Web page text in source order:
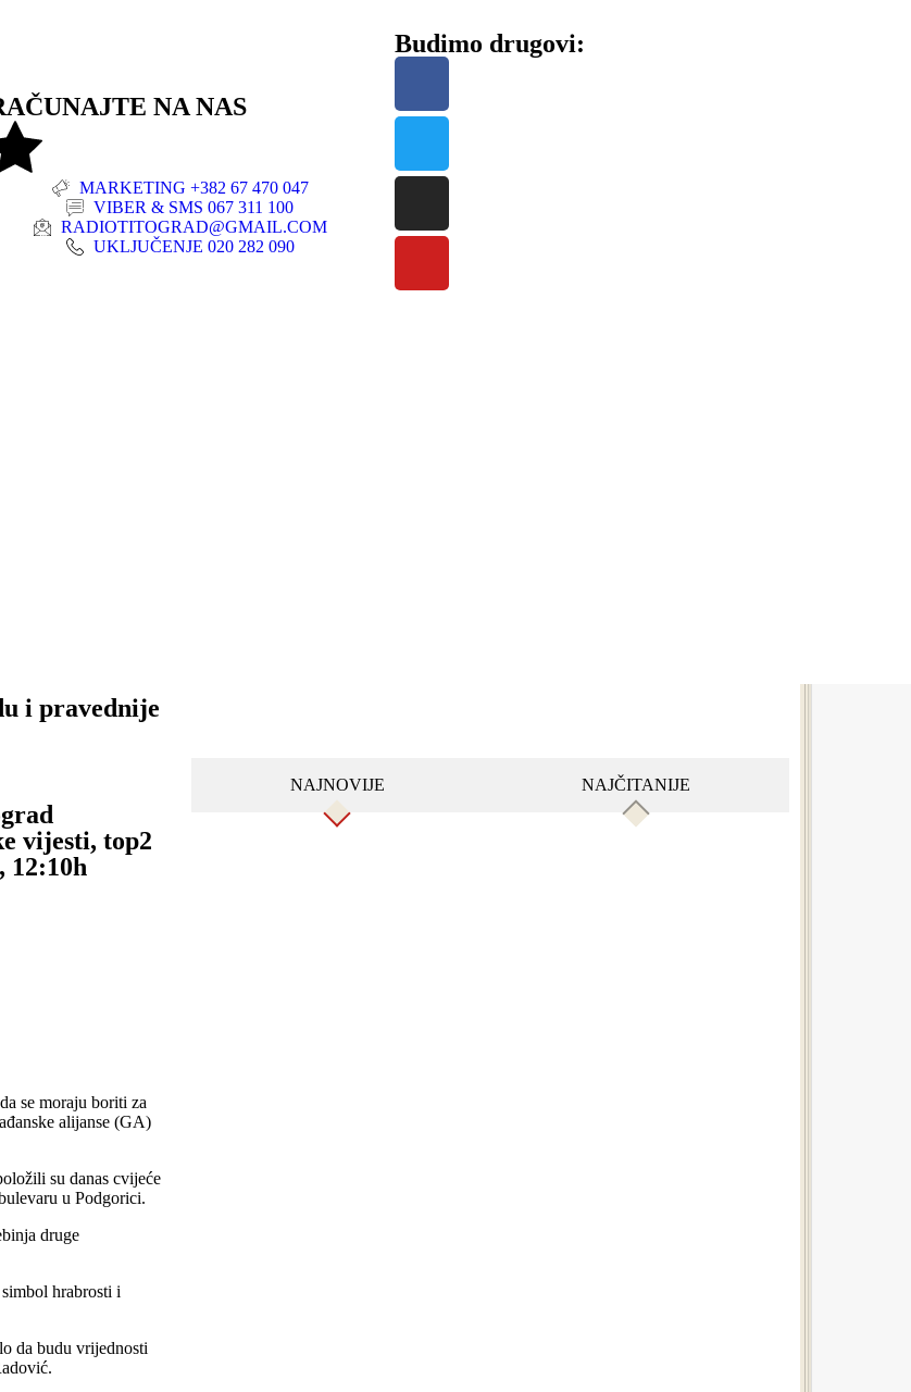
NA NAS
MARKETING +382 67 470 047
VIBER & SMS 067 311 100
RADIOTITOGRAD@GMAIL.COM
UKLJUČENJE 020 282 090
Budimo drugovi:
i pravednije
vijesti, top2
12:10h
se moraju boriti za
alijanse (GA)
su danas cvijeće
u Podgorici.
druge
hrabrosti i
da budu vrijednosti
NAJNOVIJE NAJČITANIJE